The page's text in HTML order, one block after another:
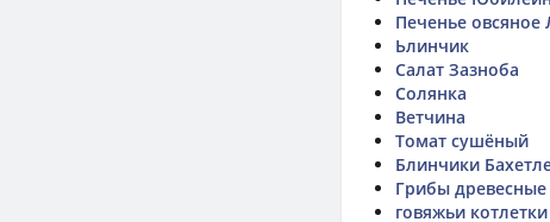
Печенье
Ьлинчик
Салат Зазноба
Солянка
Ветчина
Томат сушёный
Блинчики
Грибы
говяжьи котлетки